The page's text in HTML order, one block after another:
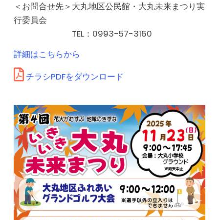
＜お問合せ先＞大丸地区公民館・大丸未来まつり実
行委員会
TEL：0993-57-3160
詳細はこちらから
チラシPDFをダウンロード